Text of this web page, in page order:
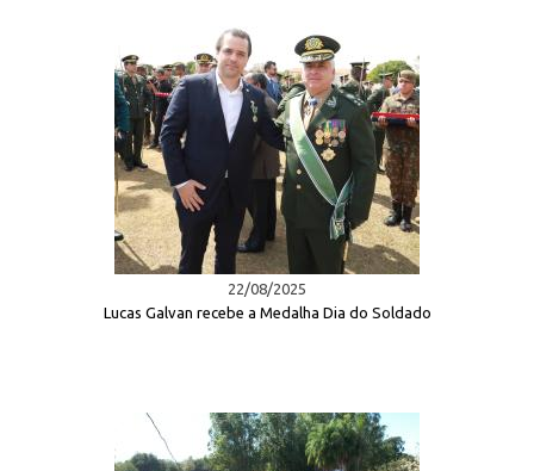
22/08/2025
Lucas Galvan recebe a Medalha Dia do Soldado